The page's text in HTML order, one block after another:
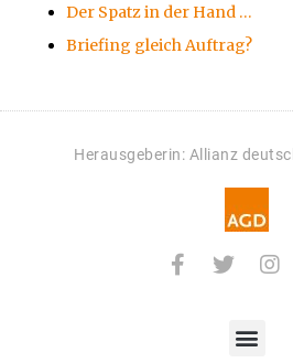
Der Spatz in der Hand …
Briefing gleich Auftrag?
Herausgeberin: Allianz